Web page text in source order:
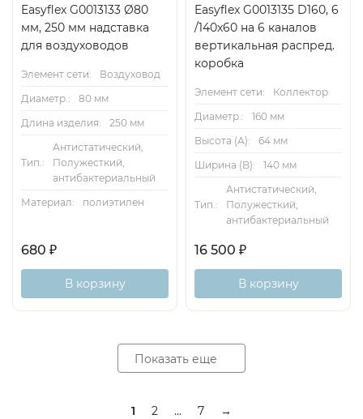
Easyflex G0013133 Ø80
мм, 250 мм надставка
для воздуховодов
Элемент сети:
Воздуховод
Диаметр.:
80 мм
Длина изделия:
250 мм
Тип.:
Антистатический,
Полужесткий,
антибактериальный
Материал:
полиэтилен
680 ₽
В корзину
Easyflex G0013135 D160, 6
/140x60 на 6 каналов
вертикальная распред.
коробка
Элемент сети:
Коллектор
Диаметр.:
160 мм
Высота (А):
64 мм
Ширина (B):
140 мм
Тип.:
Антистатический,
Полужесткий,
антибактериальный
16 500 ₽
В корзину
Показать еще
1 2 ... 7 →